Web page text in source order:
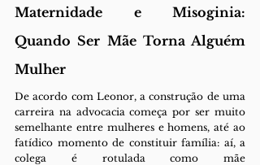
Maternidade e Misoginia:
Quando Ser Mãe Torna Alguém
Mulher
De acordo com Leonor, a construção de uma
carreira na advocacia começa por ser muito
semelhante entre mulheres e homens, até ao
fatídico momento de constituir família: aí, a
colega é rotulada como mãe